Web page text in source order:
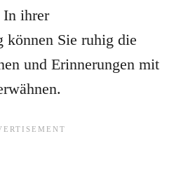
In ihrer
können Sie ruhig die
und Erinnerungen mit